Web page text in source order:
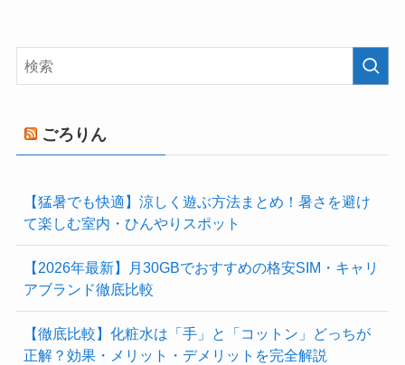
ごろりん
【猛暑でも快適】涼しく遊ぶ方法まとめ！暑さを避け
て楽しむ室内・ひんやりスポット
【2026年最新】月30GBでおすすめの格安SIM・キャリ
アブランド徹底比較
【徹底比較】化粧水は「手」と「コットン」どっちが
正解？効果・メリット・デメリットを完全解説